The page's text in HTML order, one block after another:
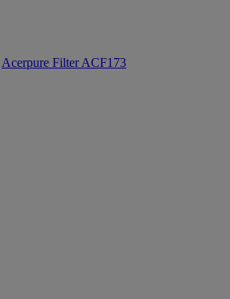
Acerpure Filter ACF173